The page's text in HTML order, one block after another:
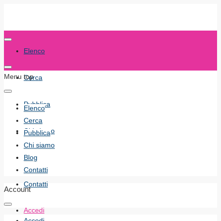
Elenco
Cerca
Pubblica
Chi siamo
Blog
Contatti
Accedi
Menu top
Elenco
Cerca
Pubblica
Chi siamo
Blog
Contatti
Account